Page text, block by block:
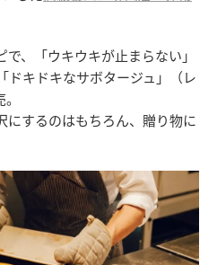
で、「ウキウキが止まらない」
ドキドキなサボタージュ」（レ
にするのはもちろん、贈り物に